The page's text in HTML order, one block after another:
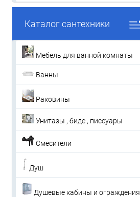
Каталог сантехники
Мебель для ванной комнаты
Ванны
Раковины
Унитазы , биде , писсуары
Смесители
Душ
Душевые кабины и ограждения